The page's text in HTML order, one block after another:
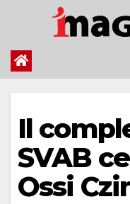
contenuto
Il
SVAB
Ossi